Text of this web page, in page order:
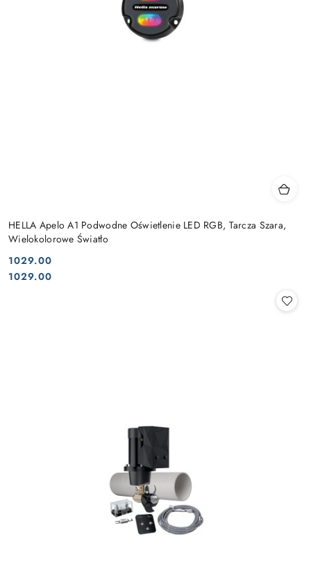
HELLA Apelo A1 Podwodne Oświetlenie LED RGB, Tarcza Szara,
Wielokolorowe Światło
Cena:
1029.00
Cena:
1029.00